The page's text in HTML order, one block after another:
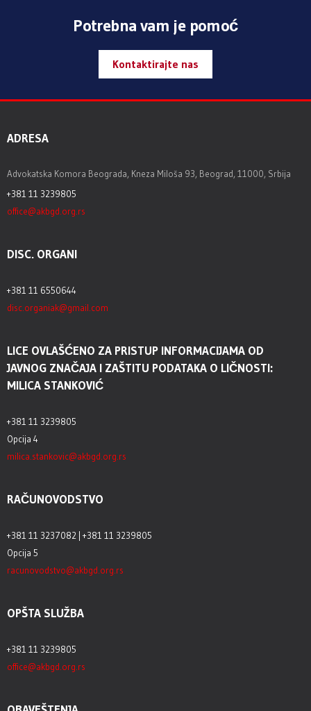
Potrebna vam je pomoć
Kontaktirajte nas
ADRESA
Advokatska Komora Beograda, Kneza Miloša 93, Beograd, 11000, Srbija
+381 11 3239805
office@akbgd.org.rs
DISC. ORGANI
+381 11 6550644
disc.organiak@gmail.com
LICE OVLAŠĆENO ZA PRISTUP INFORMACIJAMA OD
JAVNOG ZNAČAJA I ZAŠTITU PODATAKA O LIČNOSTI:
MILICA STANKOVIĆ
+381 11 3239805
Opcija 4
milica.stankovic@akbgd.org.rs
RAČUNOVODSTVO
+381 11 3237082 | +381 11 3239805
Opcija 5
racunovodstvo@akbgd.org.rs
OPŠTA SLUŽBA
+381 11 3239805
office@akbgd.org.rs